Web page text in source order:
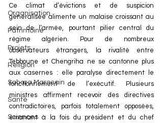
Organisation
Patrimoine
Projets
Religion
Sahara Marocain
Santé
Sciences
Ce climat d’évictions et de suspicion
généralisée alimente un malaise croissant au
sein de l’armée, pourtant pilier central du
régime algérien. Pour de nombreux
observateurs étrangers, la rivalité entre
Tebboune et Chengriha ne se cantonne plus
aux casernes : elle paralyse directement le
fonctionnement de l’exécutif. Plusieurs
ministres affirment recevoir des directives
contradictoires, parfois totalement opposées,
émanant à la fois du président et du chef